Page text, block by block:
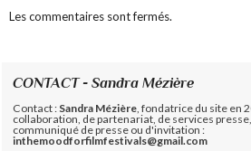
Les commentaires sont fermés.
CONTACT - Sandra Mézière
Contact : Sandra Mézière , fondatrice du site en
collaboration, de partenariat, de services
communiqué de presse ou d'invitation :
inthemoodforfilmfestivals@gmail.com